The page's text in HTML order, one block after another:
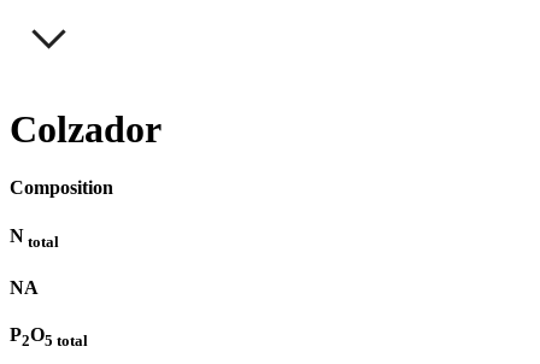
Colzador
Composition
N total
NA
P2O5 total